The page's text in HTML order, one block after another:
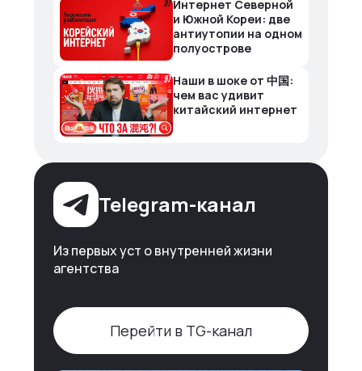
Интернет Северной
и Южной Кореи: две
антиутопии на одном
полуострове
Наши в шоке от 中国:
чем вас удивит
китайский интернет
Telegram-канал
Из первых уст о внутренней жизни
агентства
Перейти в TG-канал